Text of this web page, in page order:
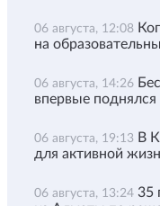
06 августа, 12:08
на
06 августа, 14:26
впервые поднялся
06 августа, 19:13 В
для активной
06 августа, 13:24 35